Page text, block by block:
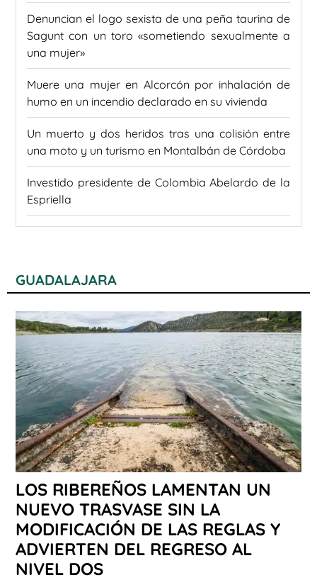
Denuncian el logo sexista de una peña taurina de
Sagunt con un toro «sometiendo sexualmente a
una mujer»
Muere una mujer en Alcorcón por inhalación de
humo en un incendio declarado en su vivienda
Un muerto y dos heridos tras una colisión entre
una moto y un turismo en Montalbán de Córdoba
Investido presidente de Colombia Abelardo de la
Espriella
GUADALAJARA
LOS RIBEREÑOS LAMENTAN UN
NUEVO TRASVASE SIN LA
MODIFICACIÓN DE LAS REGLAS Y
ADVIERTEN DEL REGRESO AL
NIVEL DOS